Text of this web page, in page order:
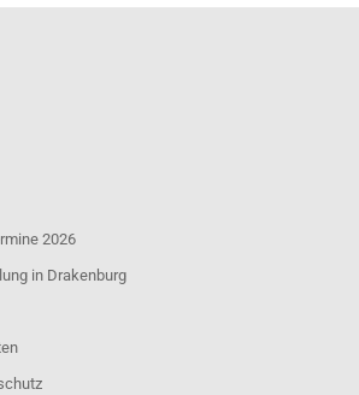
2026
in Drakenburg